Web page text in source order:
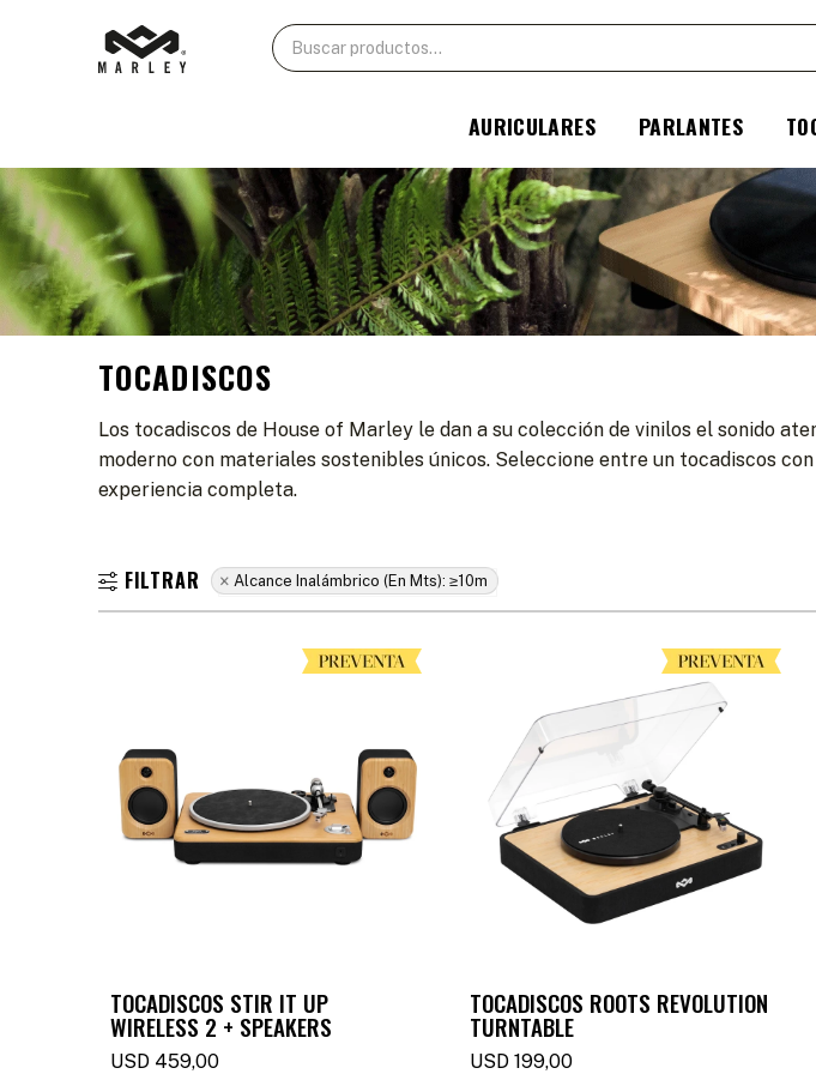
AURICULARES PARLANTES
TOCADISCOS
Los tocadiscos de House of Marley le dan a su colección de vinilos el sonido
moderno con materiales sostenibles únicos. Seleccione entre un tocadiscos
experiencia completa.
Alcance Inalámbrico (en Mts): ≥10m
TOCADISCOS STIR IT UP
WIRELESS 2 + SPEAKERS
USD 459,00
TOCADISCOS ROOTS REVOLUTION
TURNTABLE
USD 199,00